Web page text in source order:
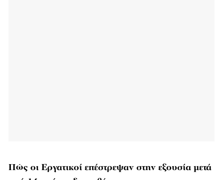
Πώς οι Εργατικοί επέστρεψαν στην εξουσία μετά